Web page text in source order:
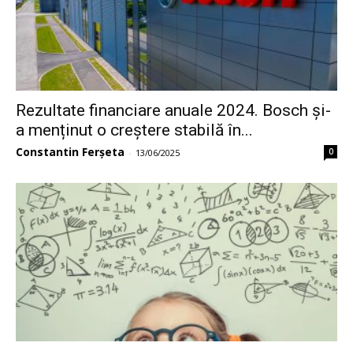
Rezultate financiare anuale 2024. Bosch și-
a menținut o creștere stabilă în...
Constantin Ferșeta - 13/06/2025 0